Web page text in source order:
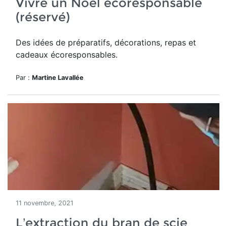
(réservé)
Des idées de préparatifs, décorations, repas et
cadeaux écoresponsables.
Par : Martine Lavallée
11 novembre, 2021
L’extraction du bran de scie